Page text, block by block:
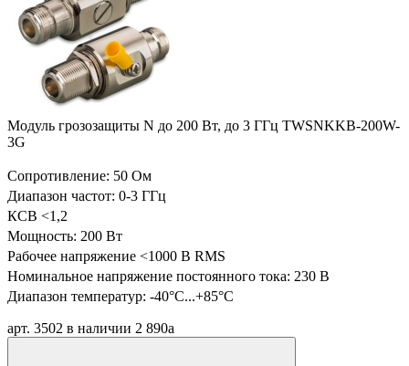
Модуль грозозащиты N до 200 Вт, до 3 ГГц TWSNKKB-200W-
3G
Сопротивление: 50 Ом
Диапазон частот: 0-3 ГГц
КСВ <1,2
Мощность: 200 Вт
Рабочее напряжение <1000 В RMS
Номинальное напряжение постоянного тока: 230 В
Диапазон температур: -40°C...+85°C
арт. 3502 в наличии 2 890a